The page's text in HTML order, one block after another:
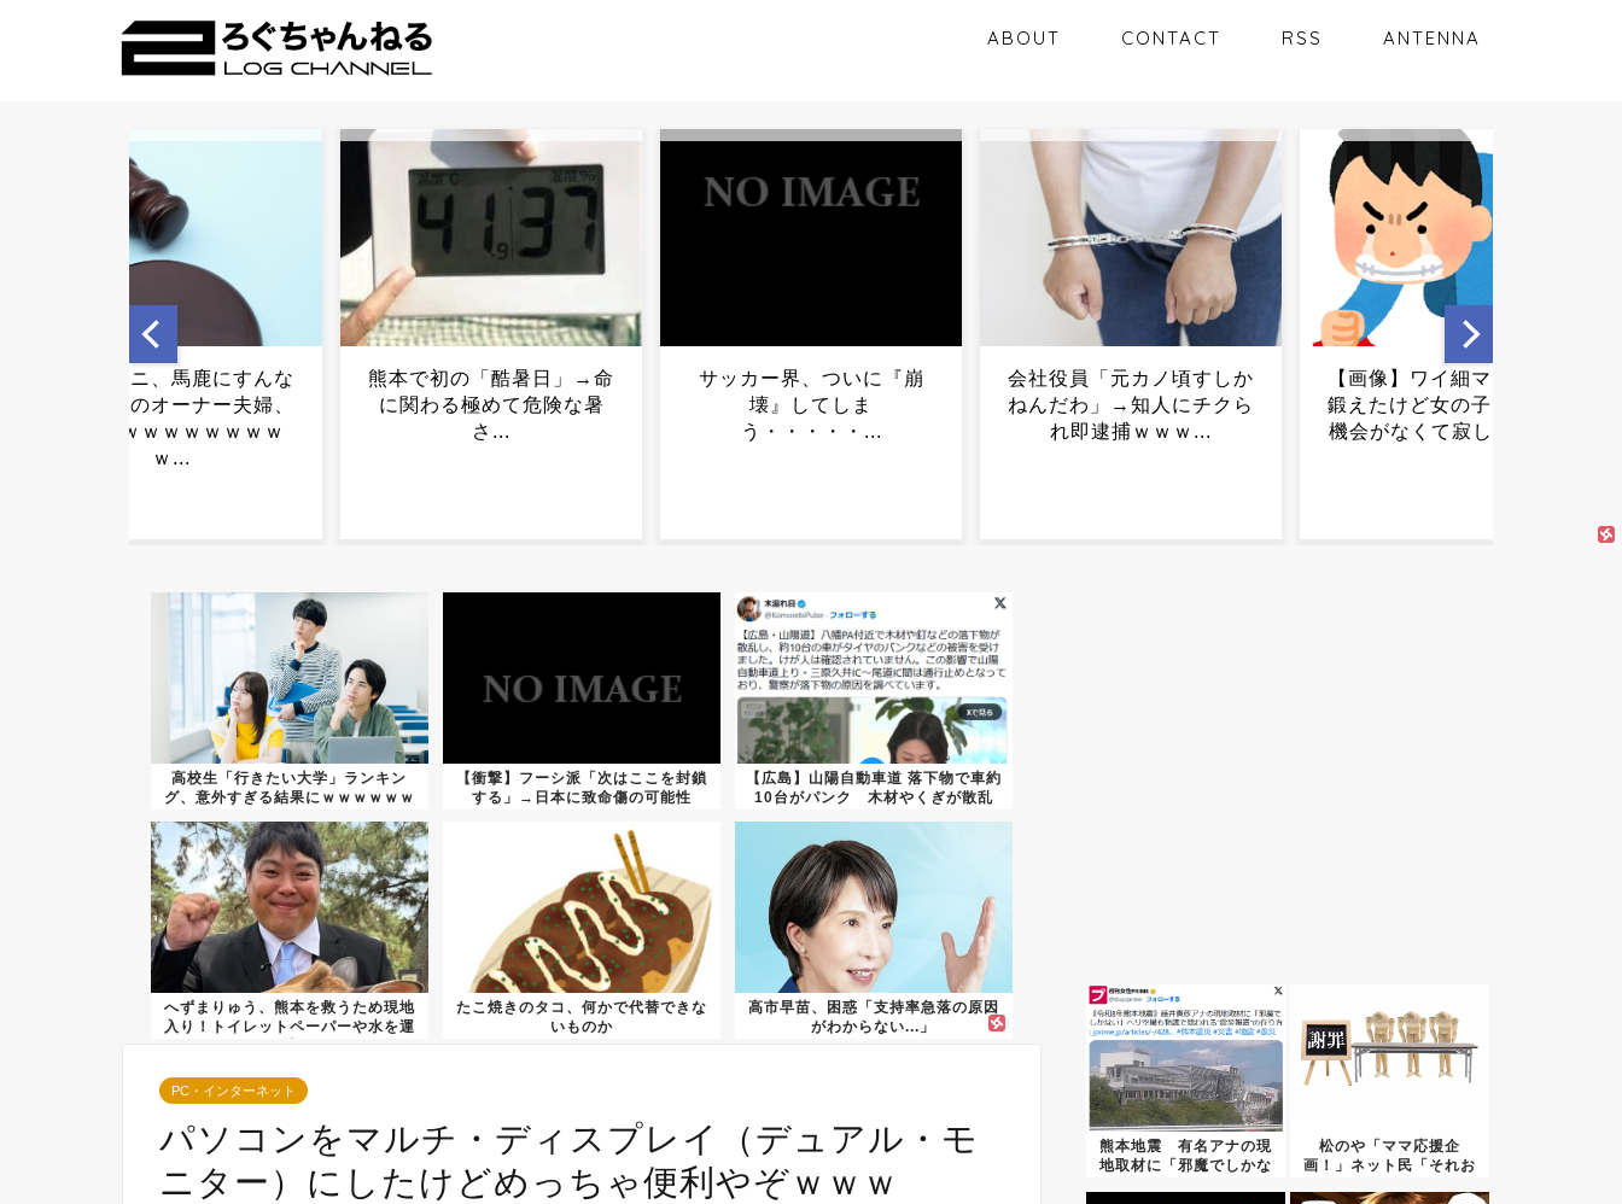
ABOUT CONTACT RSS ANTENNA
サッカー界、ついに『崩
壊』してしま
う・・・・・...
会社役員「元カノ頃すしか
ねんだわ」→知人にチクら
れ即逮捕ｗｗｗ...
【画像】ワイ細マッチョ、
鍛えたけど女の子に見せる
機会がなくて寂しい……...
【衝撃】フーシ派「次はこ
こを封鎖する」→日本に致
命傷の可能性...
熊本で初の「酷暑日」→命
に関わる極めて危険な暑
さ...
高校生「行きたい大学」ランキン
グ、意外すぎる結果にｗｗｗｗｗｗ
【衝撃】フーシ派「次はここを封鎖
する」→日本に致命傷の可能性
【広島】山陽自動車道 落下物で車約
10台がパンク 木材やくぎが散乱
へずまりゅう、熊本を救うため現地
入り！トイレットペーパーや水を運
たこ焼きのタコ、何かで代替できな
いものか
高市早苗、困惑「支持率急落の原因
がわからない...」
PC・インターネット
パソコンをマルチ・ディスプレイ（デュアル・モ
ニター）にしたけどめっちゃ便利やぞｗｗｗ
熊本地震 有名アナの現
地取材に「邪魔でしかな
松のや「ママ応援企
画！」ネット民「それお